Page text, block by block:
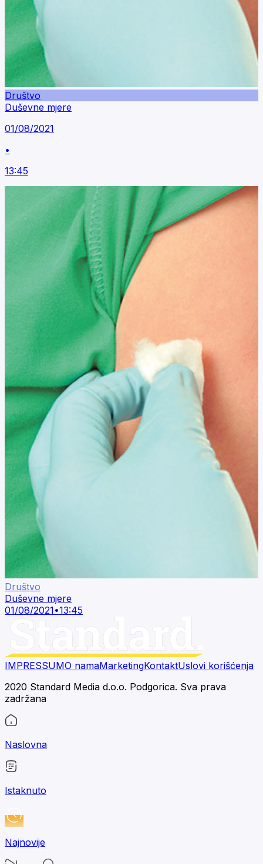
Društvo
Duševne mjere
01/08/2021
•
13:45
Društvo
Duševne mjere
01/08/2021•13:45
IMPRESSUMO namaMarketingKontaktUslovi korišćenja
2020 Standard Media d.o.o. Podgorica. Sva prava
zadržana
Naslovna
Istaknuto
Najnovije